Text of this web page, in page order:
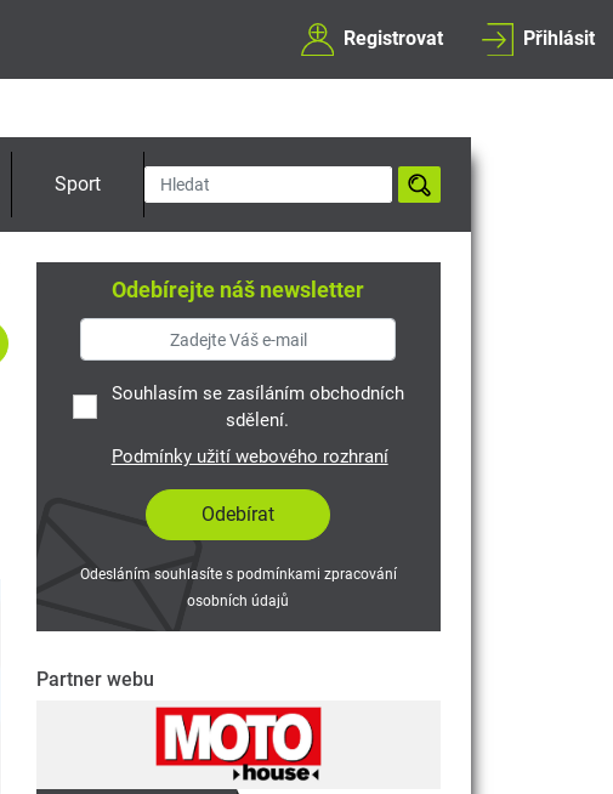
Registrovat Přihlásit
Sport
Odebírejte náš newsletter
Souhlasím se zasíláním obchodních
sdělení.
Podmínky užití webového rozhraní
Odesláním souhlasíte s podmínkami zpracování
osobních údajů
Partner webu